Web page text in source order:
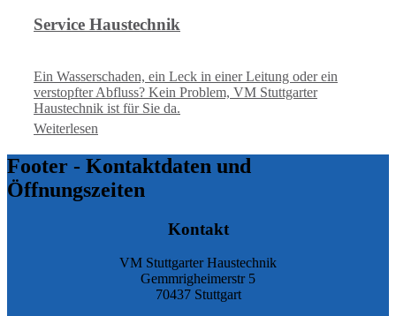
Service Haustechnik
Ein Wasserschaden, ein Leck in einer Leitung oder ein
verstopfter Abfluss? Kein Problem, VM Stuttgarter
Haustechnik ist für Sie da.
Weiterlesen
Footer - Kontaktdaten und
Öffnungszeiten
Kontakt
VM Stuttgarter Haustechnik
Gemmrigheimerstr 5
70437 Stuttgart